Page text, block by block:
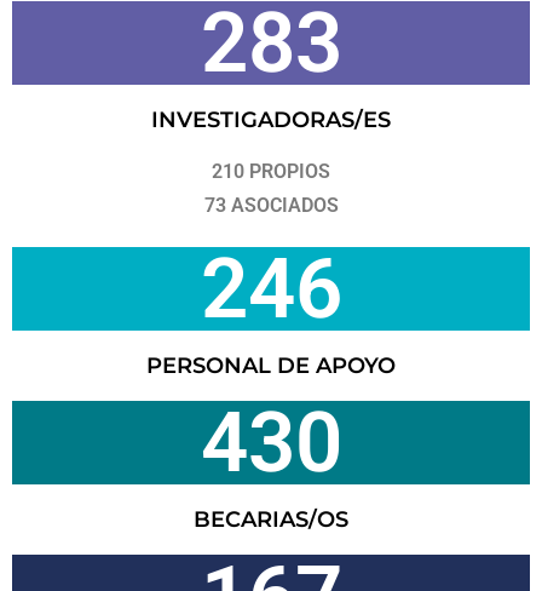
283
INVESTIGADORAS/ES
210 PROPIOS
73 ASOCIADOS
246
PERSONAL DE APOYO
430
BECARIAS/OS